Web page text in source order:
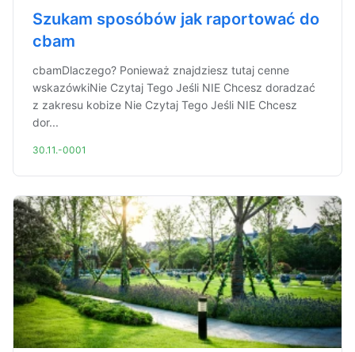
Szukam sposóbów jak raportować do
cbam
cbamDlaczego? Ponieważ znajdziesz tutaj cenne
wskazówkiNie Czytaj Tego Jeśli NIE Chcesz doradzać
z zakresu kobize Nie Czytaj Tego Jeśli NIE Chcesz
dor...
30.11.-0001